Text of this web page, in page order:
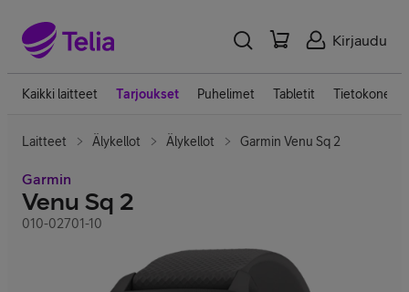
Kirjaudu
Kaikki laitteet Tarjoukset Puhelimet Tabletit Tietokoneet
Laitteet Älykellot Älykellot Garmin Venu Sq 2
Garmin
Venu Sq 2
010-02701-10